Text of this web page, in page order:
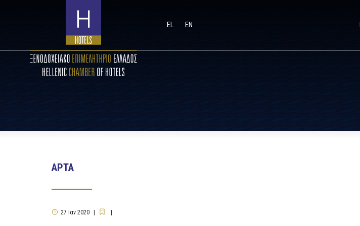
EL EN
ΑΡΤΑ
27 Ιαν 2020